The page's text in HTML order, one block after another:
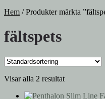
Hem /Produkter märkta
fältspets
Visar alla 2 resultat